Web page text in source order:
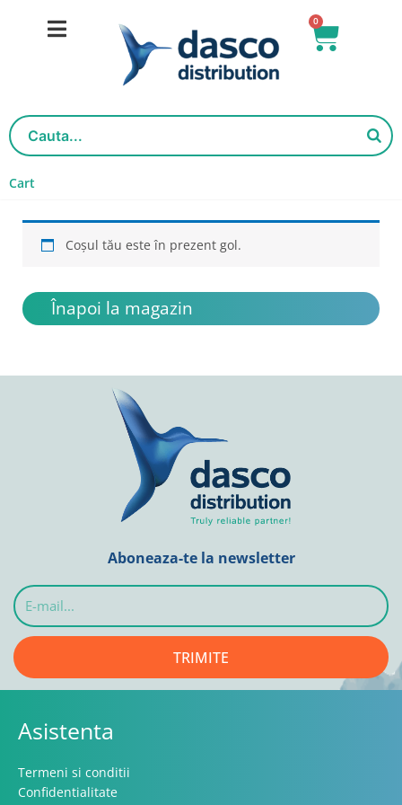
0
Cart
Cart
Coșul tău este în prezent gol.
Înapoi la magazin
Aboneaza-te la newsletter
E-
mail...
TRIMITE
Asistenta
Termeni si conditii
Confidentialitate